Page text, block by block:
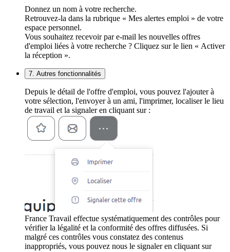
Donnez un nom à votre recherche.
Retrouvez-la dans la rubrique « Mes alertes emploi » de votre
espace personnel.
Vous souhaitez recevoir par e-mail les nouvelles offres
d'emploi liées à votre recherche ? Cliquez sur le lien « Activer
la réception ».
7. Autres fonctionnalités
Depuis le détail de l'offre d'emploi, vous pouvez l'ajouter à
votre sélection, l'envoyer à un ami, l'imprimer, localiser le lieu
de travail et la signaler en cliquant sur :
France Travail effectue systématiquement des contrôles pour
vérifier la légalité et la conformité des offres diffusées. Si
malgré ces contrôles vous constatez des contenus
inappropriés, vous pouvez nous le signaler en cliquant sur